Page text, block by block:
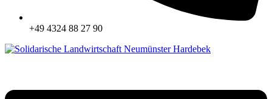
+49 4324 88 27 90